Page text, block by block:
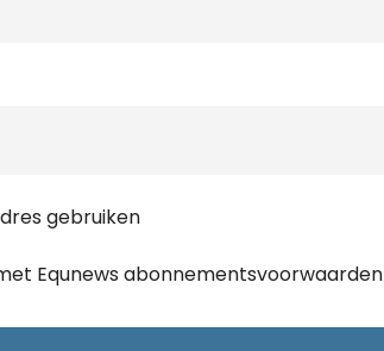
gebruiken
Equnews abonnementsvoorwaarden